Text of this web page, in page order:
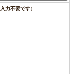
入力不要です）